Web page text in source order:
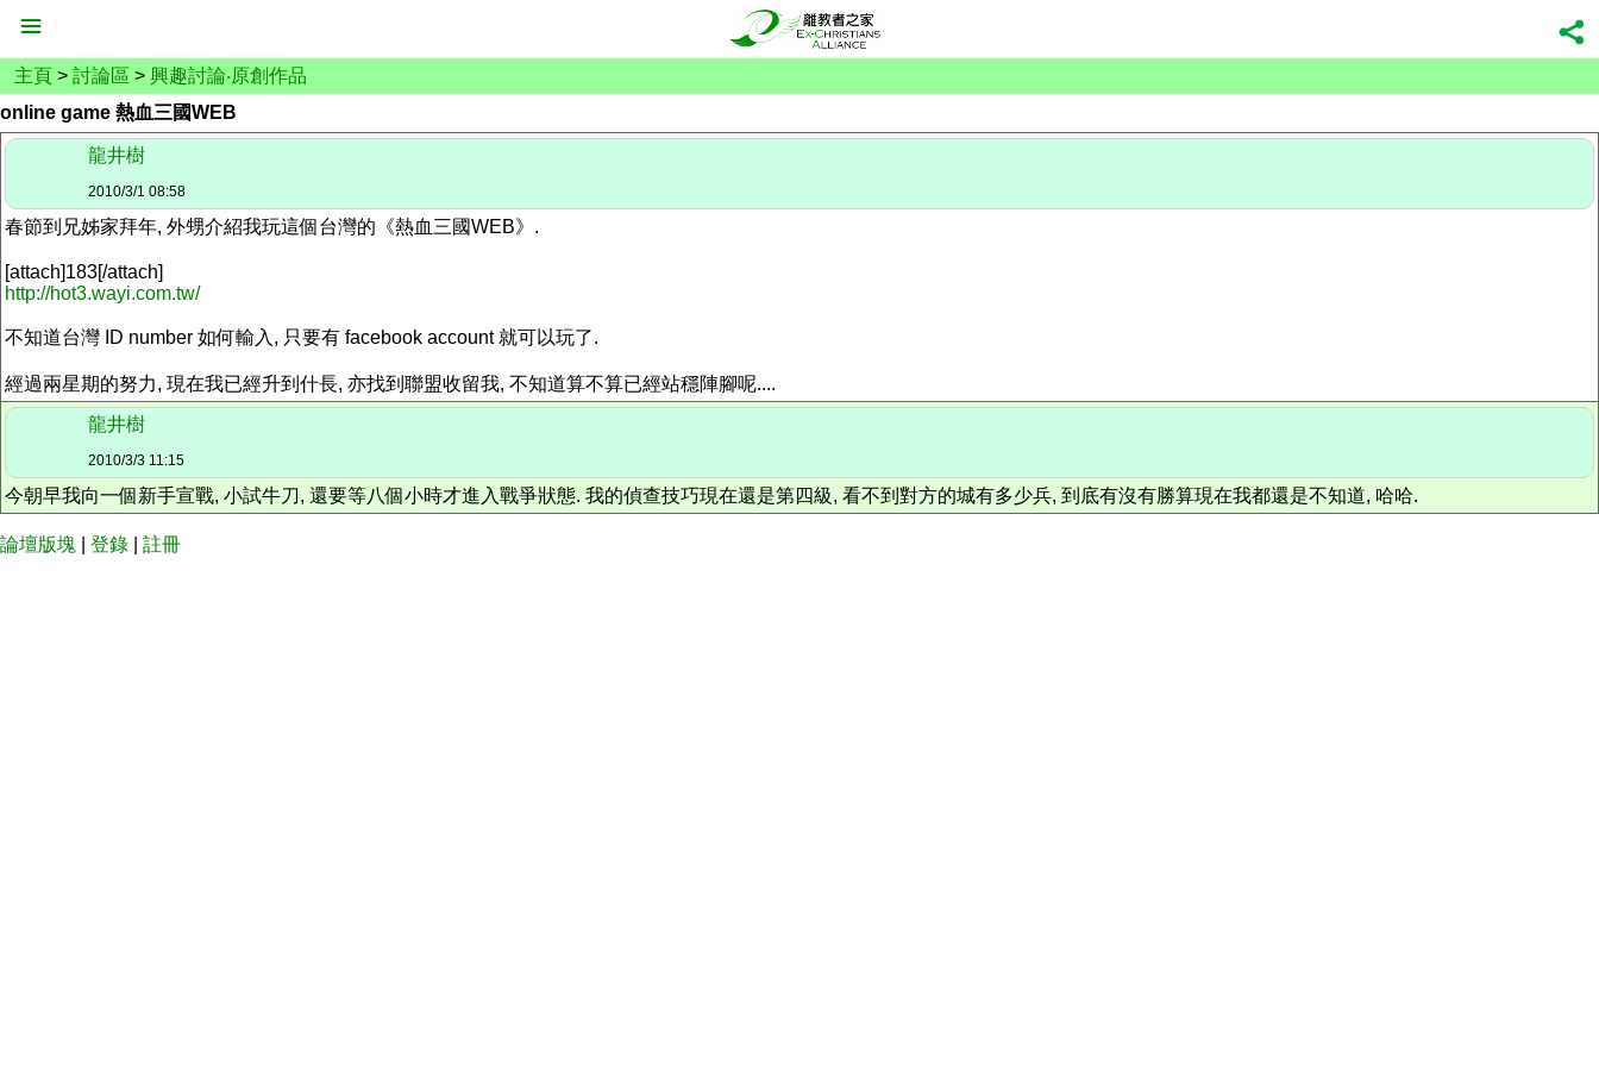
主頁 > 討論區 > 興趣討論‧原創作品
online game 熱血三國WEB
龍井樹
2010/3/1 08:58
春節到兄姊家拜年, 外甥介紹我玩這個台灣的《熱血三國WEB》.
[attach]183[/attach]
http://hot3.wayi.com.tw/
不知道台灣 ID number 如何輸入, 只要有 facebook account 就可以玩了.
經過兩星期的努力, 現在我已經升到什長, 亦找到聯盟收留我, 不知道算不算已經站穩陣腳呢....
龍井樹
2010/3/3 11:15
今朝早我向一個新手宣戰, 小試牛刀, 還要等八個小時才進入戰爭狀態. 我的偵查技巧現在還是第四級, 看不到對方的城有多少兵, 到底有沒有勝算現在我都還是不知道, 哈哈.
論壇版塊 登錄 註冊